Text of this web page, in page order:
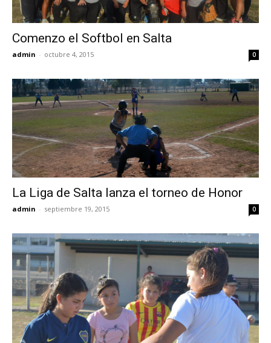
Comenzo el Softbol en Salta
admin - octubre 4, 2015 0
La Liga de Salta lanza el torneo de Honor
admin - septiembre 19, 2015 0